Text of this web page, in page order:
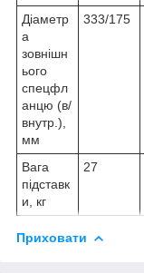
Діаметр
а
зовнішн
ього
спецфл
анцю (в/
внутр.),
мм
333/175
Вага
підставк
и, кг
27
Приховати